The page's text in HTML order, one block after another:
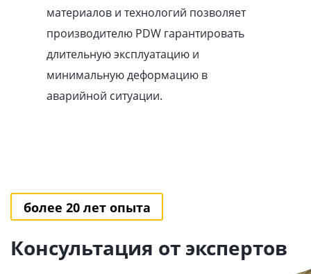
материалов и технологий позволяет
производителю PDW гарантировать
длительную эксплуатацию и
минимальную деформацию в
аварийной ситуации.
более 20 лет опыта
Консультация от экспертов